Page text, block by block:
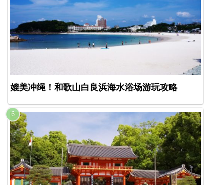
媲美冲绳！和歌山白良浜海水浴场游玩攻略